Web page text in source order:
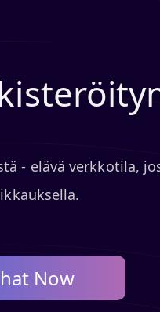
- elävä verkkotila,
Now